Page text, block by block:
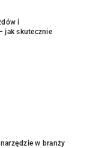
i
jak skutecznie
w branży